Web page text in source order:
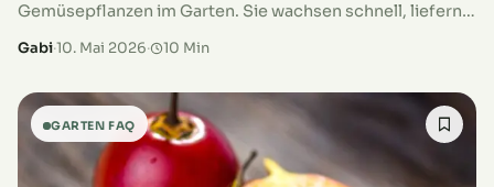
Gemüsepflanzen im Garten. Sie wachsen schnell, liefern
wenig Platz. Während Buschbohnen eher kompakt
Gabi·10. Mai 2026· 10 Min
GARTEN FAQ